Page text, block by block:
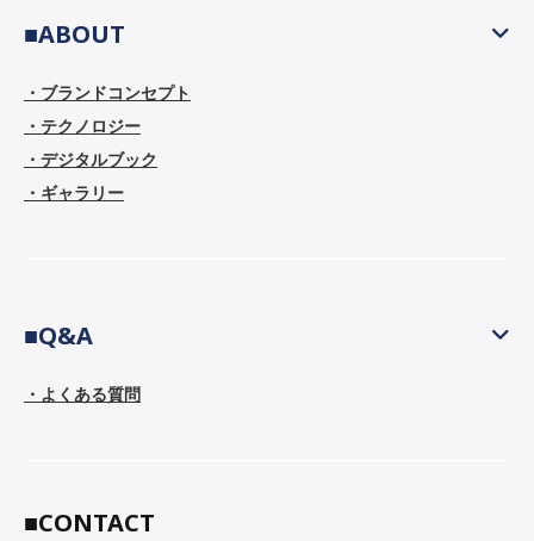
■ABOUT
・ブランドコンセプト
・テクノロジー
・デジタルブック
・ギャラリー
■Q&A
・よくある質問
■CONTACT